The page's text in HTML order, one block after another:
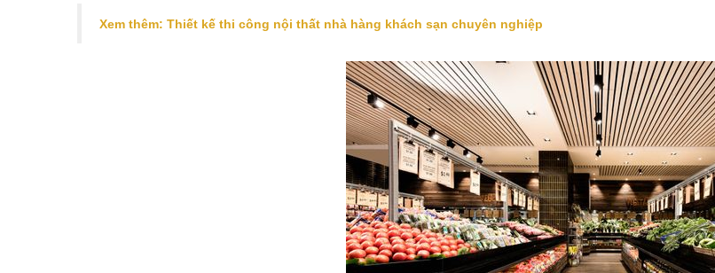
Xem thêm: Thiết kế thi công nội thất nhà hàng khách sạn chuyên nghiệp